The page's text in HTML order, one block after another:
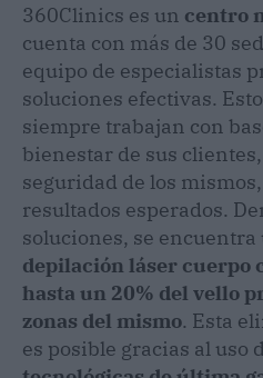
360Clinics es un centro
cuenta con más de 30
equipo de especialistas
soluciones efectivas.
siempre trabajan con
bienestar de sus
seguridad de los
resultados esperados.
soluciones, se
depilación láser cuerpo
hasta un 20% del vello
zonas del mismo. Esta
es posible gracias al uso